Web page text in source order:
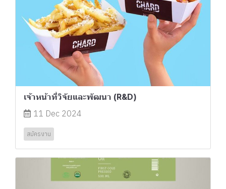
เจ้าหน้าที่วิจัยและพัฒนา (R&D)
11 Dec 2024
สมัครงาน